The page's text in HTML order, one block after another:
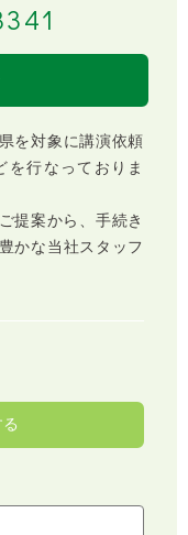
を対象に講演依頼
を行なっておりま
提案から、手続き
かな当社スタッフ